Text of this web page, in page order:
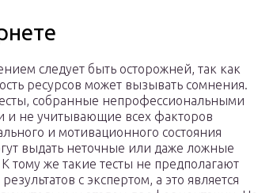
следует быть осторожней, так как
ресурсов может вызывать сомнения.
собранные непрофессиональными
и не учитывающие всех факторов
и мотивационного состояния
выдать неточные или даже ложные
К тому же такие тесты не предполагают
с экспертом, а это является